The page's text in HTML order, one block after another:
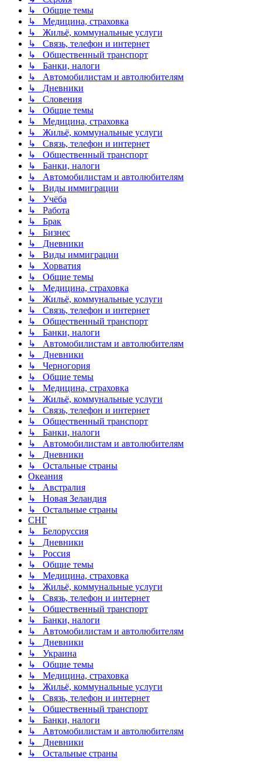
↳ Общие темы
↳ Медицина, страховка
↳ Жильё, коммунальные услуги
↳ Связь, телефон и интернет
↳ Общественный транспорт
↳ Банки, налоги
↳ Автомобилистам и автолюбителям
↳ Дневники
↳ Словения
↳ Общие темы
↳ Медицина, страховка
↳ Жильё, коммунальные услуги
↳ Связь, телефон и интернет
↳ Общественный транспорт
↳ Банки, налоги
↳ Автомобилистам и автолюбителям
↳ Виды иммиграции
↳ Учёба
↳ Работа
↳ Брак
↳ Бизнес
↳ Дневники
↳ Виды иммиграции
↳ Хорватия
↳ Общие темы
↳ Медицина, страховка
↳ Жильё, коммунальные услуги
↳ Связь, телефон и интернет
↳ Общественный транспорт
↳ Банки, налоги
↳ Автомобилистам и автолюбителям
↳ Дневники
↳ Черногория
↳ Общие темы
↳ Медицина, страховка
↳ Жильё, коммунальные услуги
↳ Связь, телефон и интернет
↳ Общественный транспорт
↳ Банки, налоги
↳ Автомобилистам и автолюбителям
↳ Дневники
↳ Остальные страны
Океания
↳ Австралия
↳ Новая Зеландия
↳ Остальные страны
СНГ
↳ Белоруссия
↳ Дневники
↳ Россия
↳ Общие темы
↳ Медицина, страховка
↳ Жильё, коммунальные услуги
↳ Связь, телефон и интернет
↳ Общественный транспорт
↳ Банки, налоги
↳ Автомобилистам и автолюбителям
↳ Дневники
↳ Украина
↳ Общие темы
↳ Медицина, страховка
↳ Жильё, коммунальные услуги
↳ Связь, телефон и интернет
↳ Общественный транспорт
↳ Банки, налоги
↳ Автомобилистам и автолюбителям
↳ Дневники
↳ Остальные страны